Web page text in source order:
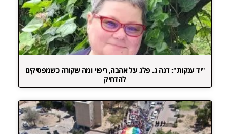
"יד ענקות": דנה ג. פלג על אהבה, ריפוי ומה שקורה כשמפסיקים
להדחיק